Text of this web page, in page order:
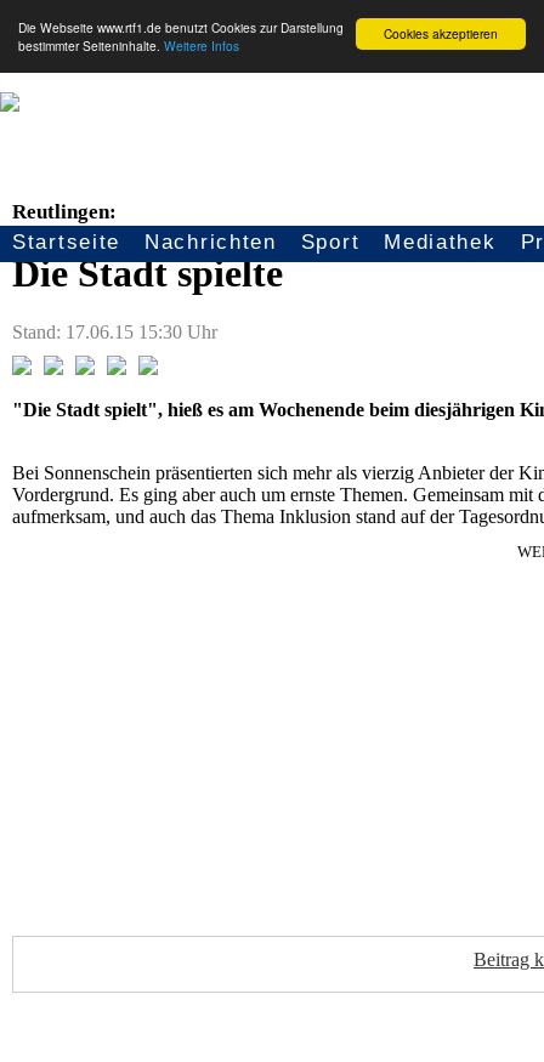
Cookies akzeptieren
Die Webseite www.rtf1.de benutzt Cookies zur Darstellung
bestimmter Seiteninhalte. Weitere Infos
Seitennavigation
Startseite Nachrichten Sport Mediathek
Reutlingen:
Die Stadt spielte
Stand: 17.06.15 15:30 Uhr
"Die Stadt spielt", hieß es am Wochenende beim diesjährigen
Bei Sonnenschein präsentierten sich mehr als vierzig Anbieter der
Vordergrund. Es ging aber auch um ernste Themen. Gemeinsam
aufmerksam, und auch das Thema Inklusion stand auf der
Beitrag